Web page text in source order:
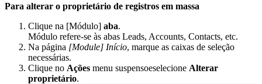
Para alterar o proprietário de registros em massa
Clique na [Módulo] aba.
Módulo refere-se às abas Leads, Accounts, Contacts, etc.
Na página [Module] Início, marque as caixas de seleção
necessárias.
Clique no Ações menu suspensoeselecione Alterar
proprietário.